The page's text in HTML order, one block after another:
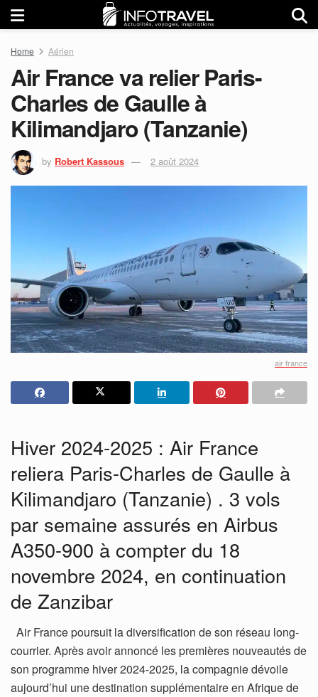
Home Aérien
Air France va relier Paris-
Charles de Gaulle à
Kilimandjaro (Tanzanie)
by Robert Kassous 2 août 2024
air france
Hiver 2024-2025 : Air France
reliera Paris-Charles de Gaulle à
Kilimandjaro (Tanzanie) . 3 vols
par semaine assurés en Airbus
A350-900 à compter du 18
novembre 2024, en continuation
de Zanzibar
Air France poursuit la diversification de son réseau long-
courrier. Après avoir annoncé les premières nouveautés de
son programme hiver 2024-2025, la compagnie dévoile
aujourd’hui une destination supplémentaire en Afrique de